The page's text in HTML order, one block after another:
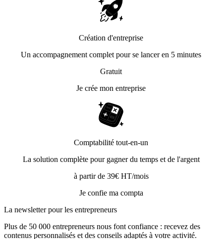
Création d'entreprise
Un accompagnement complet pour se lancer en 5 minutes
Gratuit
Je crée mon entreprise
Comptabilité tout-en-un
La solution complète pour gagner du temps et de l'argent
à partir de 39€ HT/mois
Je confie ma compta
La newsletter pour les entrepreneurs
Plus de 50 000 entrepreneurs nous font confiance : recevez des
contenus personnalisés et des conseils adaptés à votre activité.